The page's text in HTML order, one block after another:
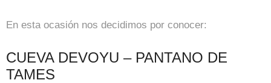
En esta ocasión nos decidimos por conocer:
CUEVA DEVOYU – PANTANO DE
TAMES